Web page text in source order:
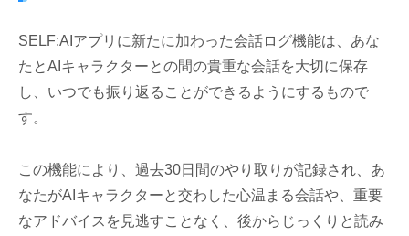
SELF:AIアプリに新たに加わった会話ログ機能は、あな
たとAIキャラクターとの間の貴重な会話を大切に保存
し、いつでも振り返ることができるようにするもので
す。
この機能により、過去30日間のやり取りが記録され、あ
なたがAIキャラクターと交わした心温まる会話や、重要
なアドバイスを見逃すことなく、後からじっくりと読み